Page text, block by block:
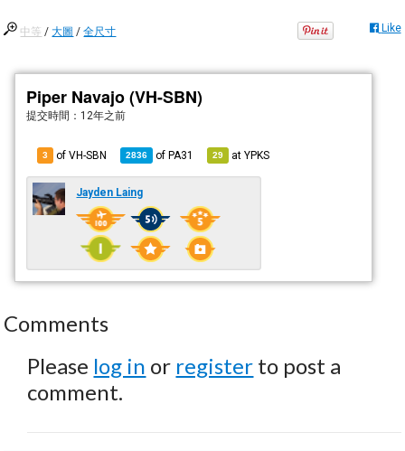
中等 /大圖 /全尺寸 Like
Piper Navajo (VH-SBN)
提交時間： 12年之前
3 of VH-SBN 2836 ofPA31 29 atYPKS
Jayden Laing
Comments
Please log in or register to post a
comment.